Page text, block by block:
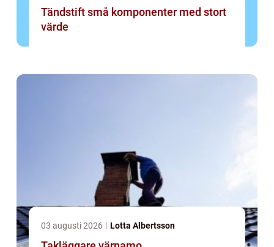
Tändstift små komponenter med stort
värde
03 augusti 2026 Lotta Albertsson